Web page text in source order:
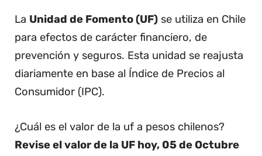
La Unidad de Fomento (UF) se utiliza en Chile
para efectos de carácter financiero, de
prevención y seguros. Esta unidad se reajusta
diariamente en base al Índice de Precios al
Consumidor (IPC).
¿Cuál es el valor de la uf a pesos chilenos?
Revise el valor de la UF hoy, 05 de Octubre